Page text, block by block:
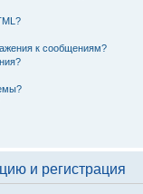
к сообщениям?
и регистрация